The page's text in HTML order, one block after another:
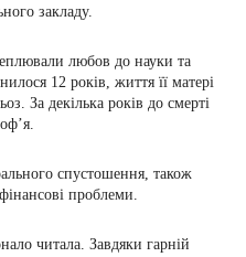
закладу.
любов до науки та
12 років, життя її матері
За декілька років до смерті
спустошення, також
проблеми.
читала. Завдяки гарній